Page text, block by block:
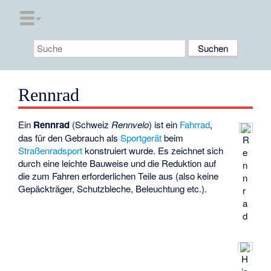
Rennrad
R
e
n
n
r
a
d
H
Ein Rennrad (SchweizRennvelo) ist ein Fahrrad,
das für den Gebrauch alsSportgerätbeim
Straßenradsportkonstruiert wurde. Es zeichnet sich
durch eine leichte Bauweise und die Reduktion auf
die zum Fahren erforderlichen Teile aus (also keine
Gepäckträger, Schutzbleche, Beleuchtung etc.).